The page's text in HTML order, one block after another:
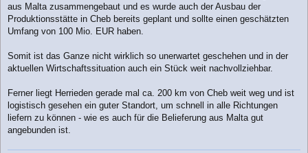
aus Malta zusammengebaut und es wurde auch der Ausbau der
Produktionsstätte in Cheb bereits geplant und sollte einen geschätzten
Umfang von 100 Mio. EUR haben.
Somit ist das Ganze nicht wirklich so unerwartet geschehen und in der
aktuellen Wirtschaftssituation auch ein Stück weit nachvollziehbar.
Ferner liegt Herrieden gerade mal ca. 200 km von Cheb weit weg und ist
logistisch gesehen ein guter Standort, um schnell in alle Richtungen
liefern zu können - wie es auch für die Belieferung aus Malta gut
angebunden ist.